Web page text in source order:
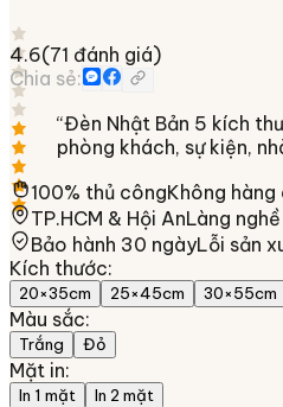
4.6(71 đánh giá)
Chia sẻ:
“Đèn Nhật Bản 5 kích
phòng khách, sự kiện,
100% thủ côngKhông
TP.HCM & Hội AnLàng
Bảo hành 30 ngàyLỗi sản
Kích thước:
20×35cm 25×45cm 30×55cm
Màu sắc:
Trắng Đỏ
Mặt in:
In 1 mặt In 2 mặt